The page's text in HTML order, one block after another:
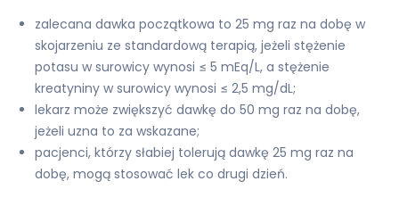
zalecana dawka początkowa to 25 mg raz na dobę w
skojarzeniu ze standardową terapią, jeżeli stężenie
potasu w surowicy wynosi ≤ 5 mEq/L, a stężenie
kreatyniny w surowicy wynosi ≤ 2,5 mg/dL;
lekarz może zwiększyć dawkę do 50 mg raz na dobę,
jeżeli uzna to za wskazane;
pacjenci, którzy słabiej tolerują dawkę 25 mg raz na
dobę, mogą stosować lek co drugi dzień.